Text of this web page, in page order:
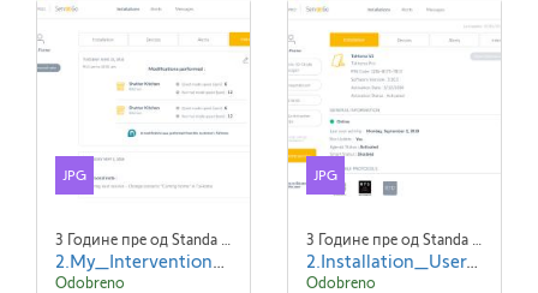
JPG
3 Године пре од Standa Blaha
2.My_Interventions_Read--ENG.jpg
Odobreno
JPG
3 Године пре од Standa Blaha
2.Installation_User_Serv-e-go_Updated_Data_-ENG.jpg
Odobreno